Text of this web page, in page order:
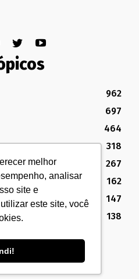
melhor
analisar
site e
este site, você
962
697
464
318
267
162
147
138